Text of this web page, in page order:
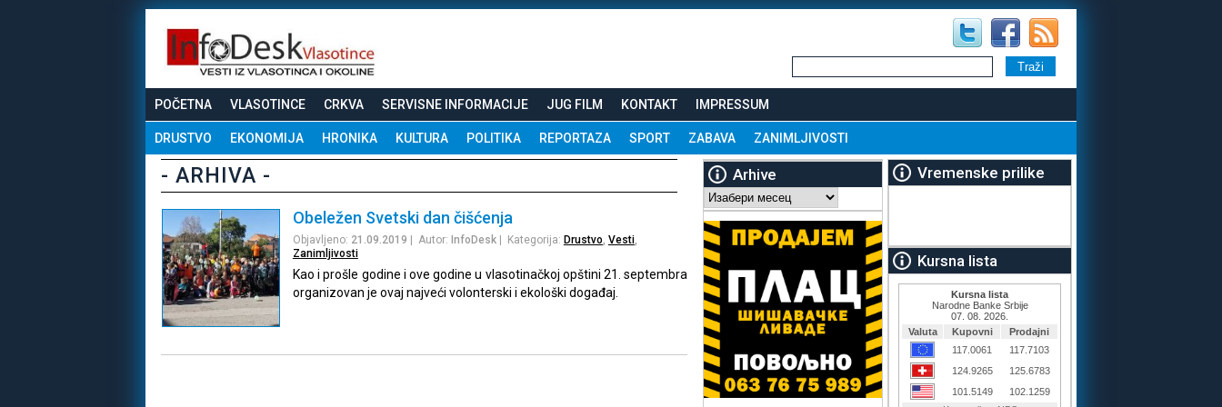
POČETNA VLASOTINCE CRKVA SERVISNE INFORMACIJE JUG FILM KONTAKT IMPRESSUM
DRUSTVO EKONOMIJA HRONIKA KULTURA POLITIKA REPORTAZA SPORT ZABAVA ZANIMLJIVOSTI
- ARHIVA -
Obeležen Svetski dan čišćenja
Objavljeno: 21.09.2019 | Autor: InfoDesk| Kategorija: Drustvo Vesti,
Zanimljivosti
Kao i prošle godine i ove godine u vlasotinačkoj opštini 21. septembra
organizovan je ovaj najveći volonterski i ekološki događaj.
Arhive
Arhive
Vremenske prilike
Kursna lista